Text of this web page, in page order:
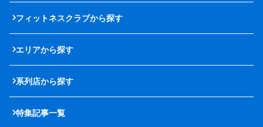
フィットネスクラブから探す
エリアから探す
系列店から探す
特集記事一覧